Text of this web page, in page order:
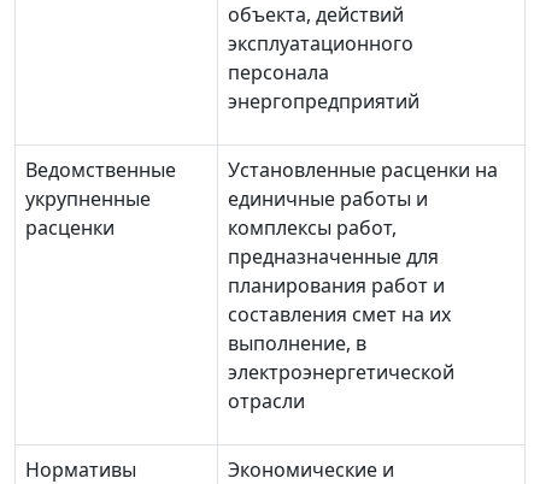
объекта, действий
эксплуатационного
персонала
энергопредприятий
Ведомственные
укрупненные
расценки
Установленные расценки на
единичные работы и
комплексы работ,
предназначенные для
планирования работ и
составления смет на их
выполнение, в
электроэнергетической
отрасли
Нормативы
Экономические и